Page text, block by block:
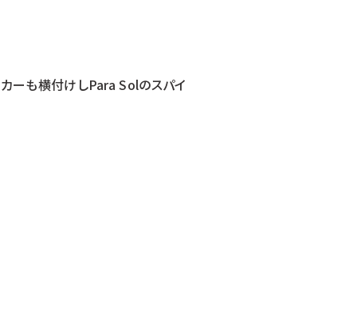
ーも横付けしPara Solのスパイ